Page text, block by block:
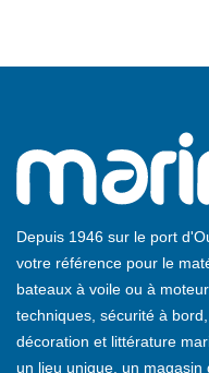
Depuis 1946 sur le port
votre référence pour le
bateaux à voile ou à
techniques, sécurité à
décoration et littérature
un lieu unique, un